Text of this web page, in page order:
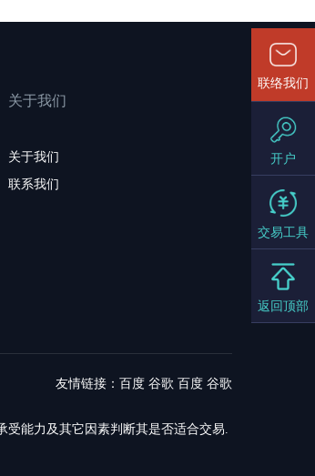
关于我们
关于我们
联系我们
友情链接：百度 谷歌 百度 谷歌
能力及其它因素判断其是否适合交易.
联络我们
开户
交易工具
返回顶部